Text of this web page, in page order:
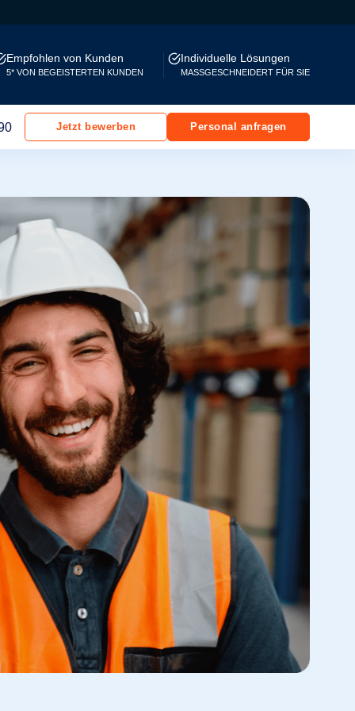
Empfohlen von Kunden
5* VON BEGEISTERTEN KUNDEN
Individuelle Lösungen
MASSGESCHNEIDERT FÜR SIE
Jetzt bewerben Personal anfragen